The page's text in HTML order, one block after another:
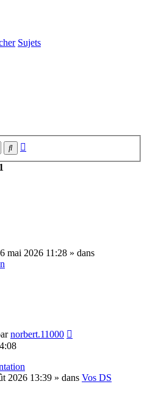
Sujets
Rechercher
1
mai 2026 11:28 » dans
norbert.11000
2026 13:39 » dans Vos DS